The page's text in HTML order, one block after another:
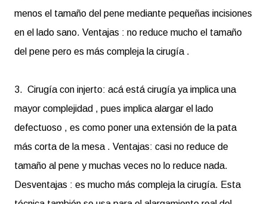
menos el tamaño del pene mediante pequeñas incisiones
en el lado sano. Ventajas : no reduce mucho el tamaño
del pene pero es más compleja la cirugía .
3. Cirugía con injerto: acá está cirugía ya implica una
mayor complejidad , pues implica alargar el lado
defectuoso , es como poner una extensión de la pata
más corta de la mesa . Ventajas: casi no reduce de
tamaño al pene y muchas veces no lo reduce nada.
Desventajas : es mucho más compleja la cirugía. Esta